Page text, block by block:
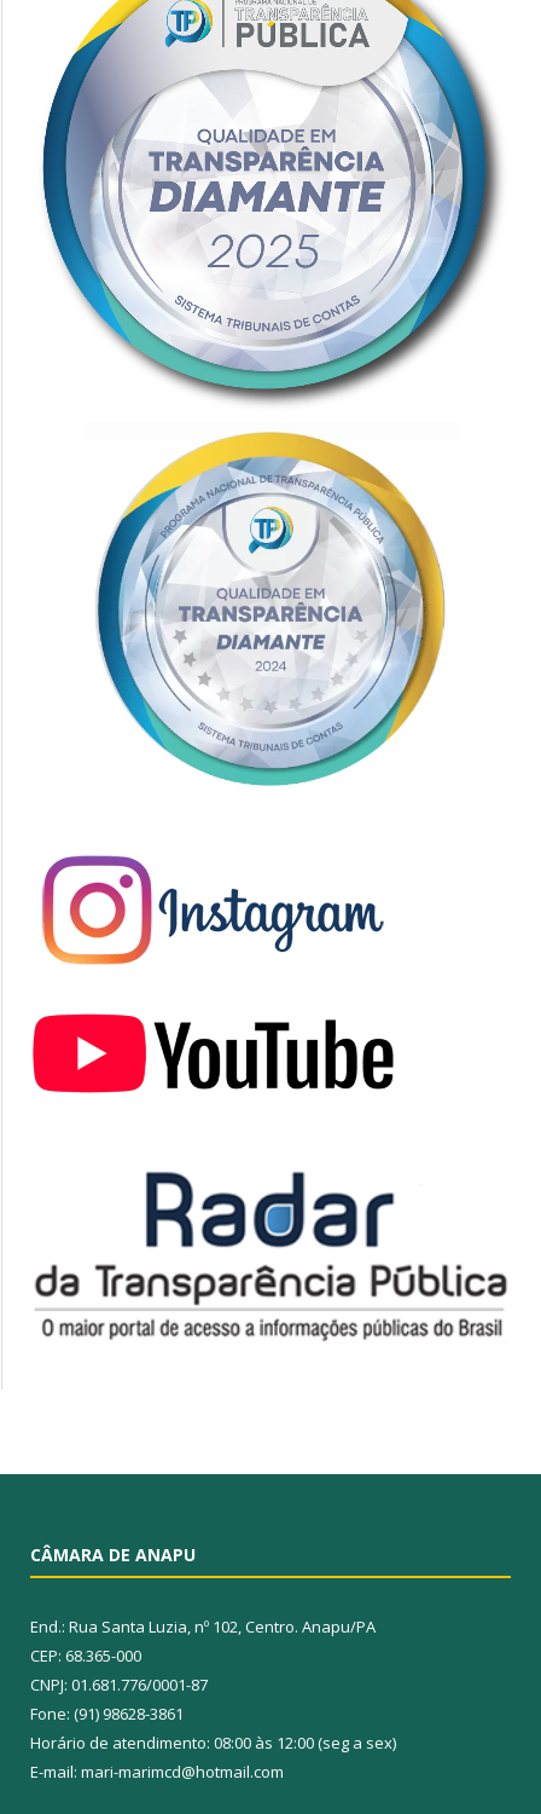
CÂMARA DE ANAPU
End.: Rua Santa Luzia, nº 102, Centro. Anapu/PA
CEP: 68.365-000
CNPJ: 01.681.776/0001-87
Fone: (91) 98628-3861
Horário de atendimento: 08:00 às 12:00 (seg a sex)
E-mail: mari-marimcd@hotmail.com